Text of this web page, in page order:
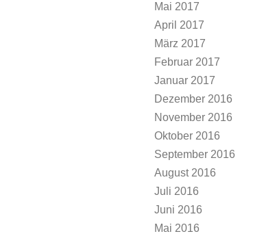
Mai 2017
April 2017
März 2017
Februar 2017
Januar 2017
Dezember 2016
November 2016
Oktober 2016
September 2016
August 2016
Juli 2016
Juni 2016
Mai 2016